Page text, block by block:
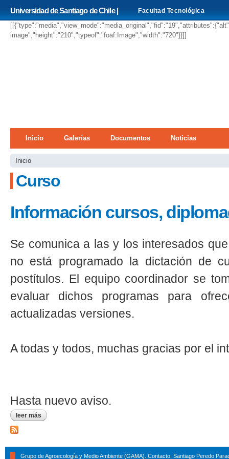
Universidad de Santiago de Chile | Facultad Tecnológica
image","height":"210","typeof":"foaf:Image","width":"720"}}]]
Menú principal
Inicio Galerías Documentos Noticias
Se encuentra usted aquí
Inicio
Curso
Información cursos,
Se comunica a las y los interesados
no está programado la dictación de
postítulos. El equipo coordinador se
evaluar dichos programas para
actualizadas versiones.
A todas y todos, muchas gracias por el
Hasta nuevo aviso.
leer más sobre información cursos, diplomados y postítulos
Grupo de Agroecología y Medio Ambiente (GAMA). Contacto: Santiago Peredo